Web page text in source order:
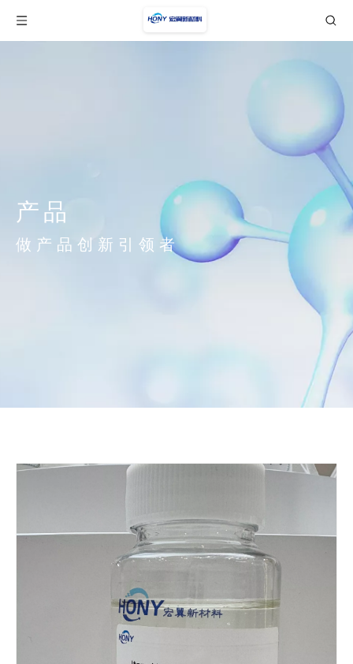
产品
做产品创新引领者